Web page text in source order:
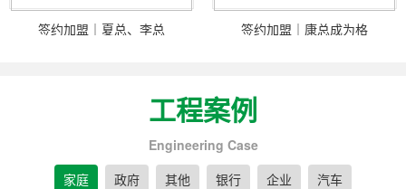
签约加盟｜夏总、李总 签约加盟｜康总成为格
工程案例
Engineering Case
家庭
政府 其他 银行 企业 汽车